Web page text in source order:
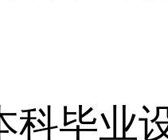
科毕业